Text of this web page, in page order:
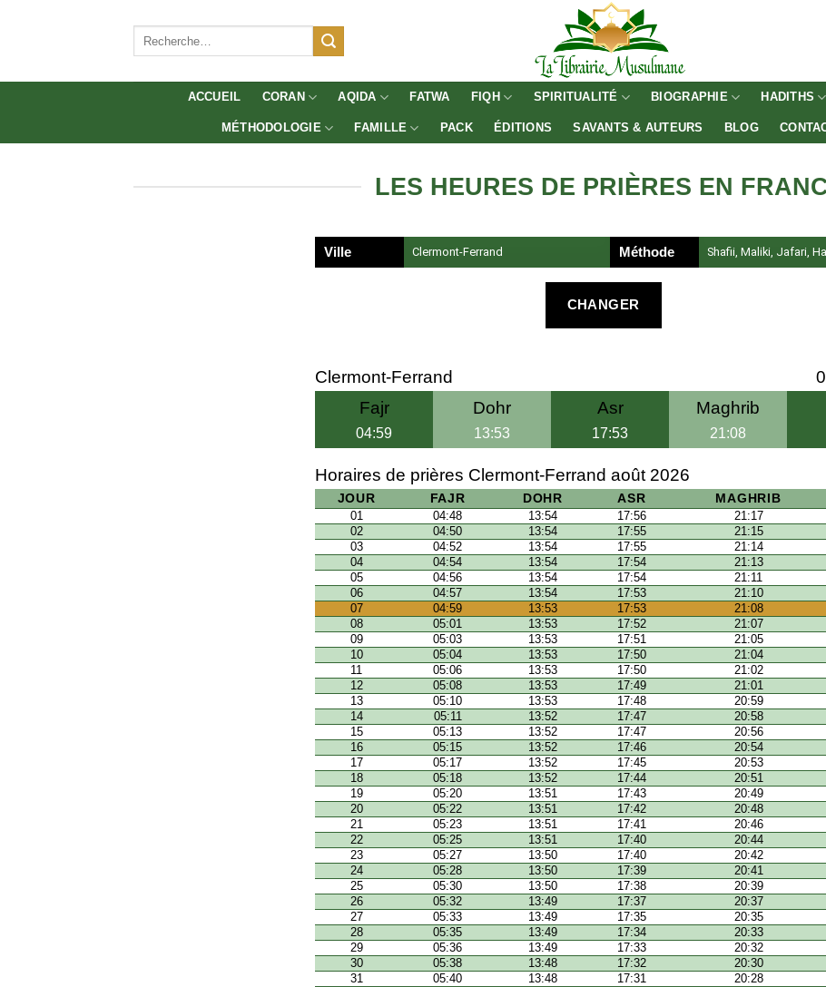
ACCUEIL CORAN AQIDA FATWA FIQH SPIRITUALITÉ BIOGRAPHIE HADITHS
MÉTHODOLOGIE FAMILLE PACK ÉDITIONS SAVANTS & AUTEURS BLOG
LES HEURES DE PRIÈRES EN
Ville Clermont-Ferrand Méthode Shafii, Maliki, Jafari,
CHANGER
Clermont-Ferrand
Fajr
04:59
Dohr
13:53
Asr
17:53
Maghrib
21:08
Horaires de prières Clermont-Ferrand août 2026
JOUR FAJR DOHR ASR MAGHRIB
01 04:48 13:54 17:56 21:17
02
04:50 13:54 17:55 21:15
03
04:52 13:54 17:55 21:14
04
04:54 13:54 17:54 21:13
05
04:56 13:54 17:54 21:11
06
04:57 13:54 17:53 21:10
07
04:59 13:53 17:53 21:08
08
05:01 13:53 17:52 21:07
09
05:03 13:53 17:51 21:05
10
05:04 13:53 17:50 21:04
11
05:06 13:53 17:50 21:02
12
05:08 13:53 17:49 21:01
13
05:10 13:53 17:48 20:59
14
05:11 13:52 17:47 20:58
15
05:13 13:52 17:47 20:56
16
05:15 13:52 17:46 20:54
17
05:17 13:52 17:45 20:53
18
05:18 13:52 17:44 20:51
19
05:20 13:51 17:43 20:49
20
05:22 13:51 17:42 20:48
21
05:23 13:51 17:41 20:46
22
05:25 13:51 17:40 20:44
23
05:27 13:50 17:40 20:42
24
05:28 13:50 17:39 20:41
25
05:30 13:50 17:38 20:39
26
05:32 13:49 17:37 20:37
27
05:33 13:49 17:35 20:35
28
05:35 13:49 17:34 20:33
29
05:36 13:49 17:33 20:32
30
05:38 13:48 17:32 20:30
31
05:40 13:48 17:31 20:28